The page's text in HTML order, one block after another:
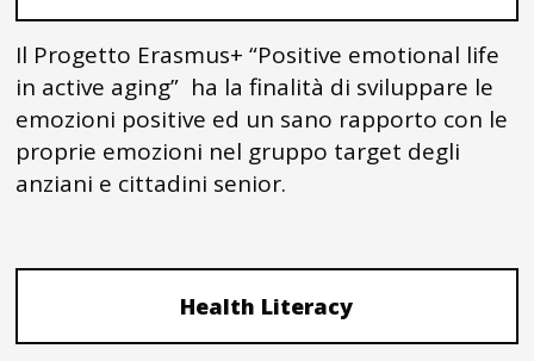
Il Progetto Erasmus+ “Positive emotional life
in active aging” ha la finalità di sviluppare le
emozioni positive ed un sano rapporto con le
proprie emozioni nel gruppo target degli
anziani e cittadini senior.
Health Literacy